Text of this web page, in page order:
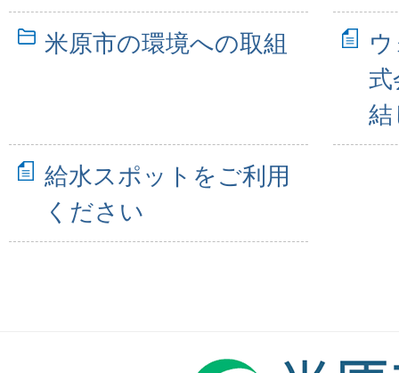
米原市の環境への取組
式
結
給水スポットをご利用
ください